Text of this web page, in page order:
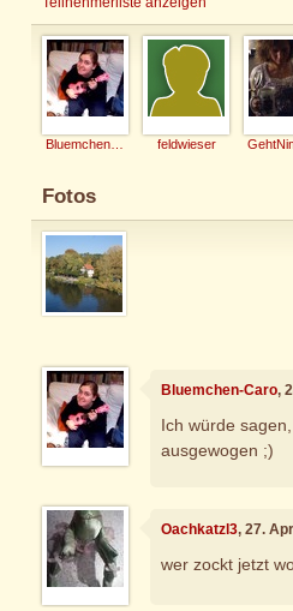
feldwieser
Fotos
Bluemchen-Caro,
Ich würde
ausgewogen ;)
Oachkatzl3, 27.
wer zockt jetzt